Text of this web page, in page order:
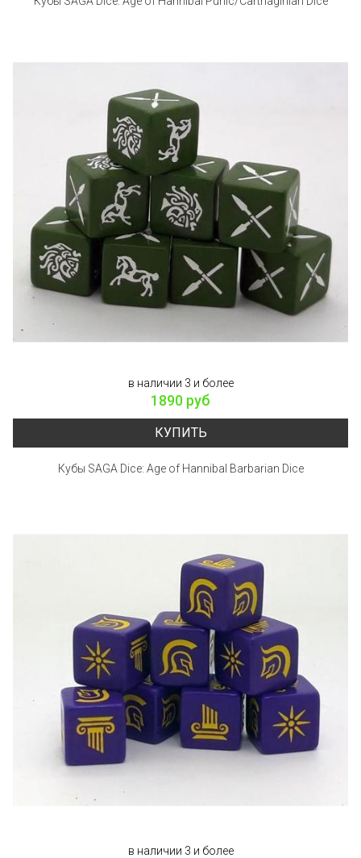
в наличии 3 и более
1890 руб
КУПИТЬ
Кубы SAGA Dice: Age of Hannibal Barbarian Dice
в наличии 3 и более